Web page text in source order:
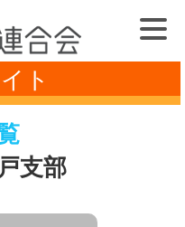
ト
支部